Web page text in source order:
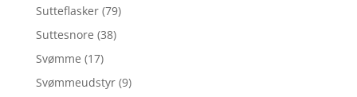
Sutteflasker (79)
Suttesnore (38)
Svømme (17)
Svømmeudstyr (9)